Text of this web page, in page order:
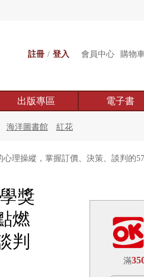
註冊 / 登入 會員中心 購物
出版專區 電子書
海洋圖書館 紅花
理操縱，掌握訂價、決策、談判的
獎
燃
判
滿